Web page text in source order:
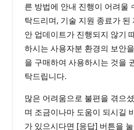
른 방법에 안내 진행이 어려울
탁드리며, 기술 지원 종료가 된
안 업데이트가 진행되지 않기
하시는 사용자분 환경의 보안
을 구매하여 사용하시는 것을
탁드립니다.
많은 어려움으로 불편을 겪으
며 조금이나마 도움이 되시길
가 있으시다면 [응답] 버튼을